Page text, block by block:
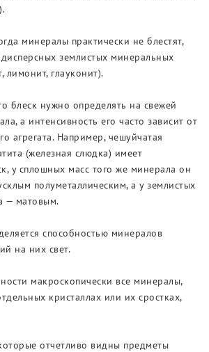
минералы практически не блестят,
землистых минеральных
лимонит, глауконит).
блеск нужно определять на свежей
а интенсивность его часто зависит от
агрегата. Например, чешуйчатая
(железная слюдка) имеет
у сплошных масс того же минерала он
полуметаллическим, а у землистых
— матовым.
способностью минералов
на них свет.
макроскопически все минералы,
кристаллах или их сростках,
отчетливо видны предметы